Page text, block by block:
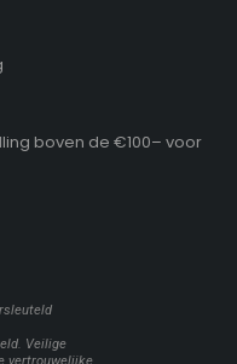
boven de €100– voor
Veilige
vertrouwelijke